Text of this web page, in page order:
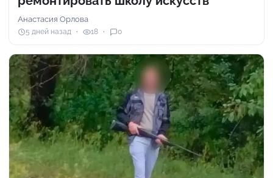
Анастасия Орлова
5 дней назад 18 0